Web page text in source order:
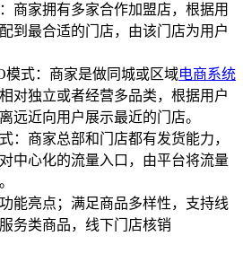
商家拥有多家合作加盟店，根据用
到最合适的门店，由该门店为用户
模式：商家是做同城或区域电商系统
对独立或者经营多品类，根据用户
远近向用户展示最近的门店。
：商家总部和门店都有发货能力，
中心化的流量入口，由平台将流量
能亮点；满足商品多样性，支持线
务类商品，线下门店核销